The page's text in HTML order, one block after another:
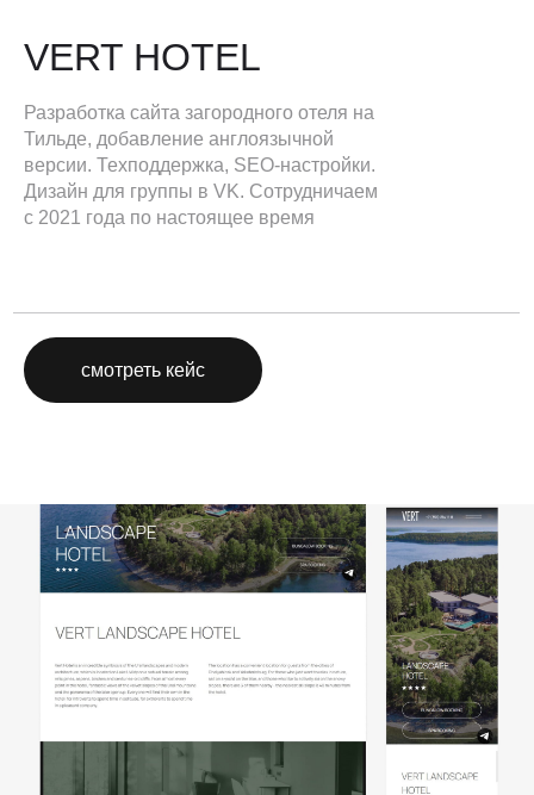
VERT HOTEL
Разработка сайта загородного отеля на
Тильде, добавление англоязычной
версии. Техподдержка, SEO-настройки.
Дизайн для группы в VK. Сотрудничаем
с 2021 года по настоящее время
смотреть кейс